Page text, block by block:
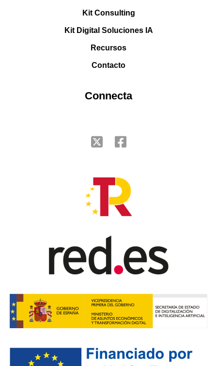
Kit Consulting
Kit Digital Soluciones IA
Recursos
Contacto
Connecta